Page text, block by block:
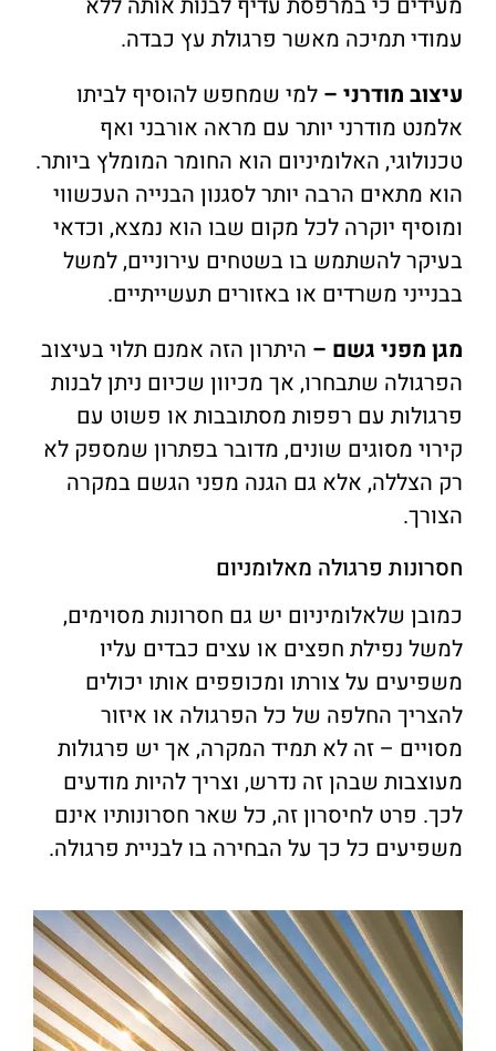
עמודי תמיכה מאשר פרגולת עץ כבדה.
עיצוב מודרני – למי שמחפש להוסיף לביתו
אלמנט מודרני יותר עם מראה אורבני ואף
טכנולוגי, האלומיניום הוא החומר המומלץ ביותר.
הוא מתאים הרבה יותר לסגנון הבנייה העכשווי
ומוסיף יוקרה לכל מקום שבו הוא נמצא, וכדאי
בעיקר להשתמש בו בשטחים עירוניים, למשל
בבנייני משרדים או באזורים תעשייתיים.
מגן מפני גשם – היתרון הזה אמנם תלוי בעיצוב
הפרגולה שתבחרו, אך מכיוון שכיום ניתן לבנות
פרגולות עם רפפות מסתובבות או פשוט עם
קירוי מסוגים שונים, מדובר בפתרון שמספק לא
רק הצללה, אלא גם הגנה מפני הגשם במקרה
הצורך.
חסרונות פרגולה מאלומניום
כמובן שלאלומיניום יש גם חסרונות מסוימים,
למשל נפילת חפצים או עצים כבדים עליו
משפיעים על צורתו ומכופפים אותו יכולים
להצריך החלפה של כל הפרגולה או איזור
מסויים – זה לא תמיד המקרה, אך יש פרגולות
מעוצבות שבהן זה נדרש, וצריך להיות מודעים
לכך. פרט לחיסרון זה, כל שאר חסרונותיו אינם
משפיעים כל כך על הבחירה בו לבניית פרגולה.